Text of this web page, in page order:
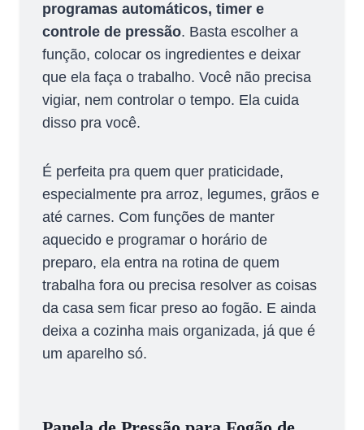
programas automáticos, timer e
controle de pressão. Basta escolher a
função, colocar os ingredientes e deixar
que ela faça o trabalho. Você não precisa
vigiar, nem controlar o tempo. Ela cuida
disso pra você.
É perfeita pra quem quer praticidade,
especialmente pra arroz, legumes, grãos e
até carnes. Com funções de manter
aquecido e programar o horário de
preparo, ela entra na rotina de quem
trabalha fora ou precisa resolver as coisas
da casa sem ficar preso ao fogão. E ainda
deixa a cozinha mais organizada, já que é
um aparelho só.